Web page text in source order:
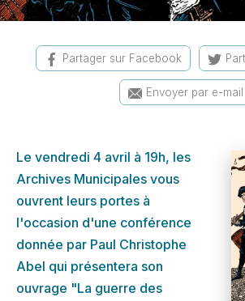
Partager sur Facebook
Envoyer par e-mail
Le vendredi 4 avril à 19h, les
Archives Municipales vous
ouvrent leurs portes à
l'occasion d'une conférence
donnée par Paul Christophe
Abel qui présentera son
ouvrage "La guerre des